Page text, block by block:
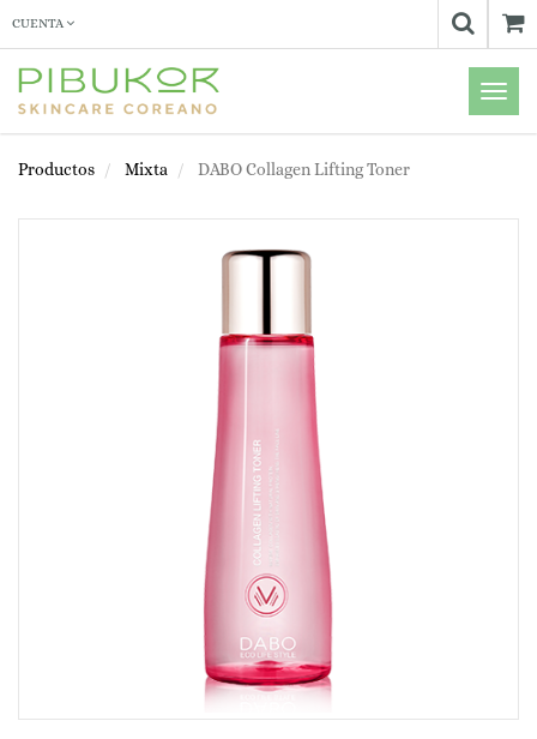
CUENTA
Menú
de
Productos
Mixta DABO Collagen Lifting Toner